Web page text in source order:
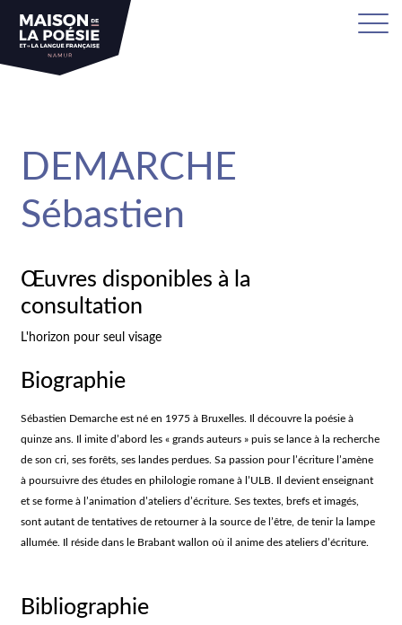
DEMARCHE
Sébastien
Œuvres disponibles à la
consultation
L'horizon pour seul visage
Biographie
Sébastien Demarche est né en 1975 à Bruxelles. Il découvre la poésie à
quinze ans. Il imite d’abord les « grands auteurs » puis se lance à la recherche
de son cri, ses forêts, ses landes perdues. Sa passion pour l’écriture l’amène
à poursuivre des études en philologie romane à l’ULB. Il devient enseignant
et se forme à l’animation d’ateliers d’écriture. Ses textes, brefs et imagés,
sont autant de tentatives de retourner à la source de l’être, de tenir la lampe
allumée. Il réside dans le Brabant wallon où il anime des ateliers d’écriture.
Bibliographie